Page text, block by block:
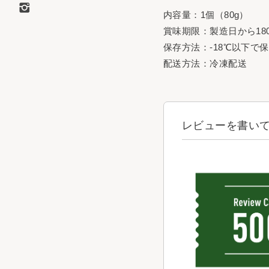
内容量：1個（80g）
賞味期限：製造日から
保存方法：-18℃以下で
配送方法：冷凍配送
レビューを書い